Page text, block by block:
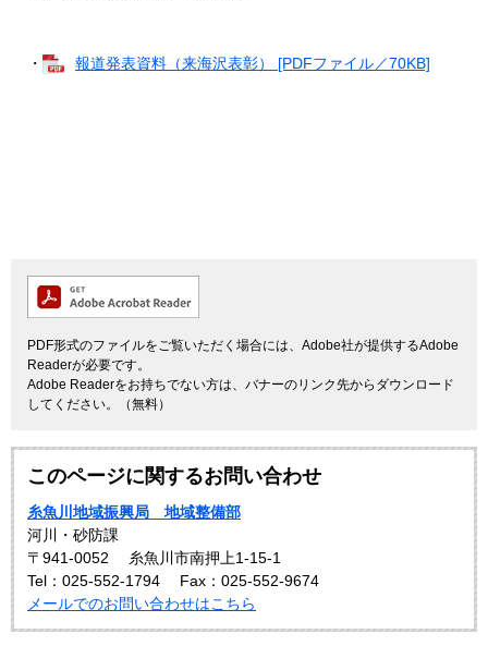
・ 報道発表資料（来海沢表彰） [PDFファイル／70KB]
PDF形式のファイルをご覧いただく場合には、Adobe社が提供するAdobe
Readerが必要です。
Adobe Readerをお持ちでない方は、バナーのリンク先からダウンロード
してください。（無料）
このページに関するお問い合わせ
糸魚川地域振興局 地域整備部
河川・砂防課
〒941-0052
糸魚川市南押上1-15-1
Tel：025-552-1794
Fax：025-552-9674
メールでのお問い合わせはこちら